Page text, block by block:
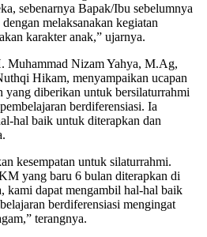
sebenarnya Bapak/Ibu sebelumnya
melaksanakan kegiatan
karakter anak,” ujarnya.
Muhammad Nizam Yahya, M.Ag,
Hikam, menyampaikan ucapan
yang diberikan untuk bersilaturrahmi
berdiferensiasi. Ia
hal baik untuk diterapkan dan
kesempatan untuk silaturrahmi.
yang baru 6 bulan diterapkan di
kami dapat mengambil hal-hal baik
berdiferensiasi mengingat
terangnya.